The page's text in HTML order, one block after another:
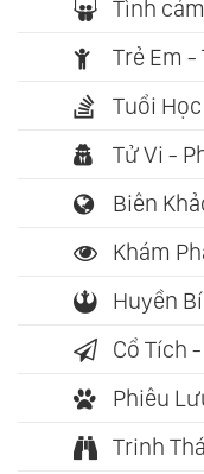
Tình
Trẻ Em -
Tuổi
Tử Vi -
Biên
Khám
Huyền
Cổ Tích
Phiêu
Trinh